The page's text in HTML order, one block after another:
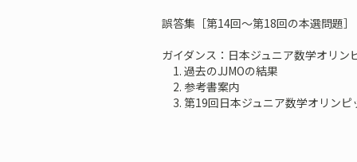
誤答集［第14回～第18回の本選問題］
ガイダンス：日本ジュニア数学オリン
1. 過去のJJMOの結果
2. 参考書案内
3. 第19回日本ジュニア数学オリンピ